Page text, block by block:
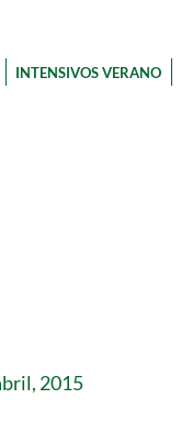
INTENSIVOS VERANO
2015